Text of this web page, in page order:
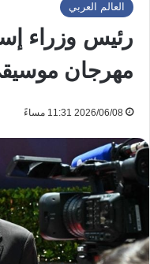
العالم العربي
رئيس وزراء
مهرجان
2026/06/08 11:31 مساءً